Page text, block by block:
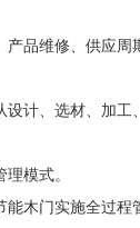
品维修、供应周
计、选材、加工
模式。
木门实施全过程